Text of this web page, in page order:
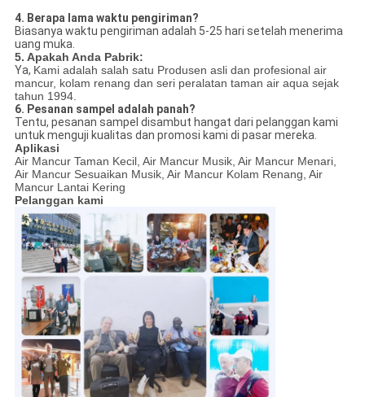
4. Berapa lama waktu pengiriman?
Biasanya waktu pengiriman adalah 5-25 hari setelah menerima
uang muka.
5. Apakah Anda Pabrik:
Ya, Kami adalah salah satu Produsen asli dan profesional air
mancur, kolam renang dan seri peralatan taman air aqua sejak
tahun 1994.
6. Pesanan sampel adalah panah?
Tentu, pesanan sampel disambut hangat dari pelanggan kami
untuk menguji kualitas dan promosi kami di pasar mereka.
Aplikasi
Air Mancur Taman Kecil, Air Mancur Musik, Air Mancur Menari,
Air Mancur Sesuaikan Musik, Air Mancur Kolam Renang, Air
Mancur Lantai Kering
Pelanggan kami